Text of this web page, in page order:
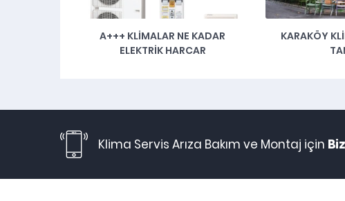
A+++ KLIMALAR NE KADAR
ELEKTRIK HARCAR
KARAKÖY
Klima Servis Arıza Bakım ve Montaj için